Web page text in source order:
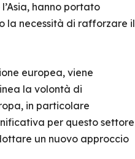
hanno portato
la necessità di rafforzare il
europea, viene
la volontà di
in particolare
per questo settore
un nuovo approccio